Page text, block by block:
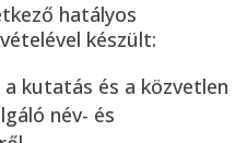
hatályos
készült:
a kutatás és a közvetlen
név- és